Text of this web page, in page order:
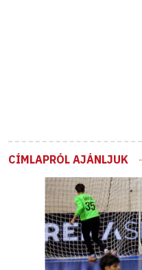
CÍMLAPRÓL AJÁNLJUK